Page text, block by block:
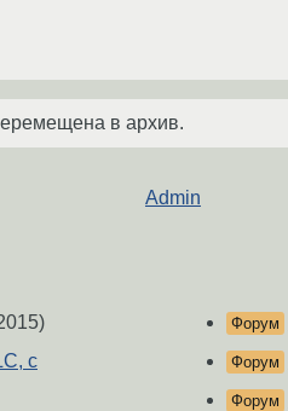
в архив.
Admin
с
Форум
Форум
Форум